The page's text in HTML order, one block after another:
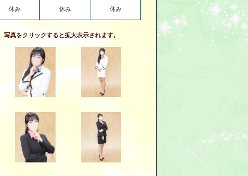
休み 休み 休み
写真をクリックすると拡大表示されます。